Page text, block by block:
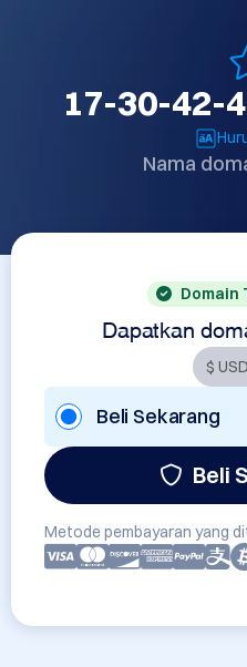
17-30-42-
Nama
Domain
Dapatkan
Beli Sekarang
Beli
Metode pembayaran yang